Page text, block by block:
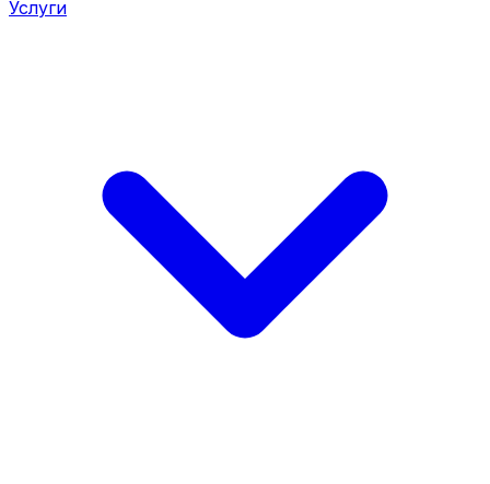
Услуги